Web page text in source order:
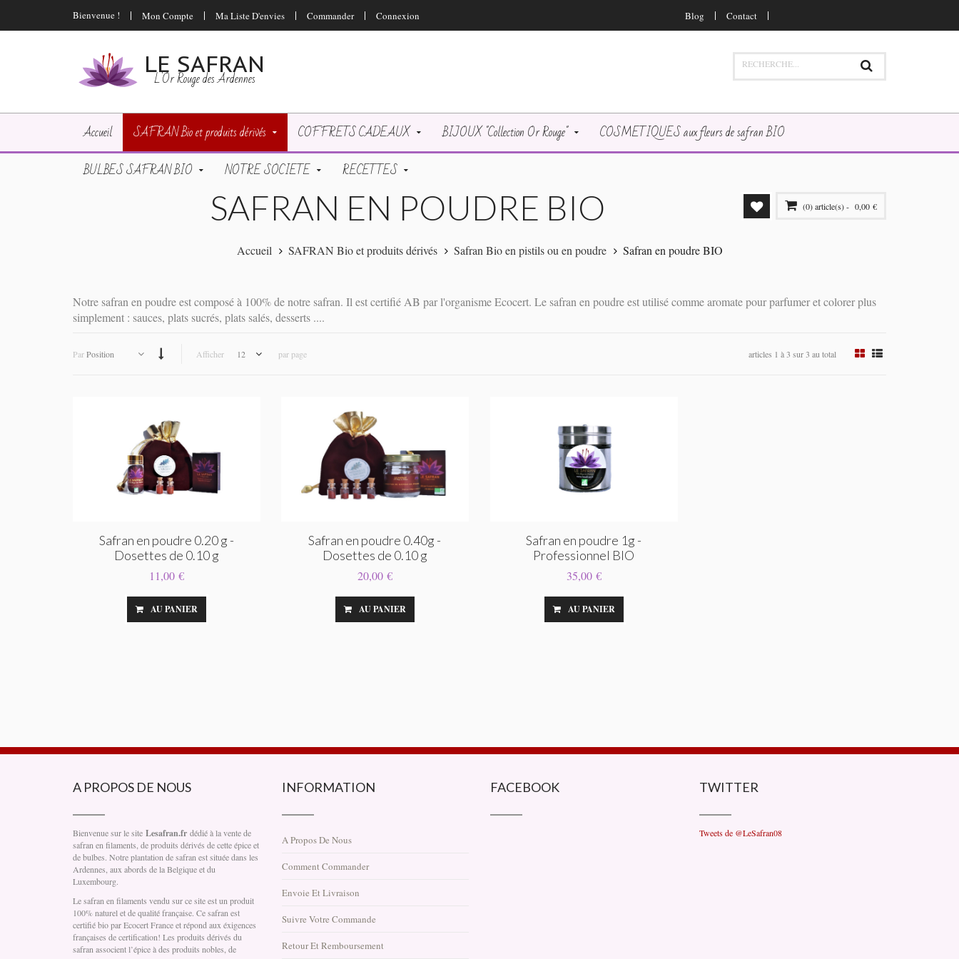
Bienvenue ! Mon Compte Ma Liste D'envies Commander Connexion Blog Contact
LE SAFRAN
L'Or Rouge des Ardennes
Accueil SAFRAN Bio et produits dérivés COFFRETS CADEAUX BIJOUX "Collection Or Rouge"
COSMETIQUES aux fleurs de safran BIO
BULBES SAFRAN BIO
NOTRE SOCIETE RECETTES
(0) article(s) - 0,00 €
SAFRAN EN POUDRE BIO
Accueil SAFRAN Bio et produits dérivés Safran Bio en pistils ou en poudre Safran en poudre BIO
Notre safran en poudre est composé à 100% de notre safran. Il est certifié AB par l'organisme Ecocert. Le safran en poudre est utilisé comme aromate pour parfumer et colorer plus
simplement : sauces, plats sucrés, plats salés, desserts ....
ParPosition Afficher 12 par page articles 1 à 3 sur 3 au total
Safran en poudre 0.20 g -
Dosettes de 0.10 g
11,00 €
AU PANIER
Safran en poudre 0.40g -
Dosettes de 0.10 g
20,00 €
AU PANIER
Safran en poudre 1g -
Professionnel BIO
35,00 €
AU PANIER
A PROPOS DE NOUS
Bienvenue sur le site Lesafran.fr dédié à la vente de
safran en filaments, de produits dérivés de cette épice et
de bulbes. Notre plantation de safran est située dans les
Ardennes, aux abords de la Belgique et du
Luxembourg.
Le safran en filaments vendu sur ce site est un produit
100% naturel et de qualité française. Ce safran est
certifié bio par Ecocert France et répond aux éxigences
françaises de certification! Les produits dérivés du
safran associent l’épice à des produits nobles, de
INFORMATION
A Propos De Nous
Comment Commander
Envoie Et Livraison
Suivre Votre Commande
Retour Et Remboursement
FACEBOOK TWITTER
Tweets de @LeSafran08